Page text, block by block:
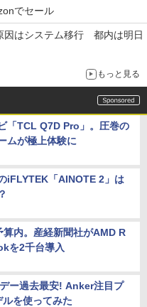
でセール
因はシステム移行 都内は明日
もっと見る
「TCL Q7D Pro」。圧巻の
ムが極上体験に
iFLYTEK「AINOTE 2」は
算内。産経新聞社がAMD R
を2千台導入
ー過去最安! Anker注目プ
を使ってみた